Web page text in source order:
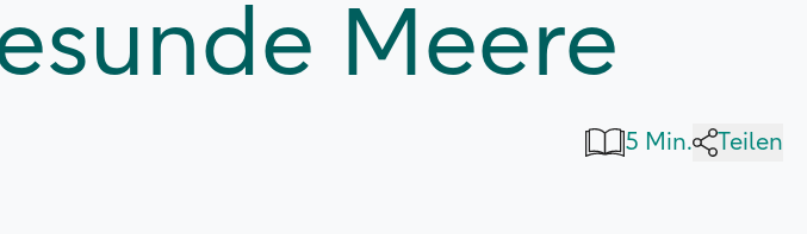
Meere
5 Min. Teilen